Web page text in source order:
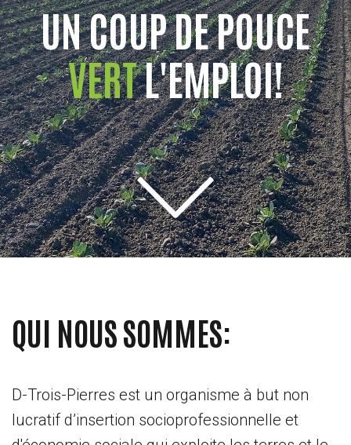
UN COUP DE POUCE
VERTL'EMPLOI!
QUI NOUS SOMMES:
D-Trois-Pierres est un organisme à but non
lucratif d’insertion socioprofessionnelle et